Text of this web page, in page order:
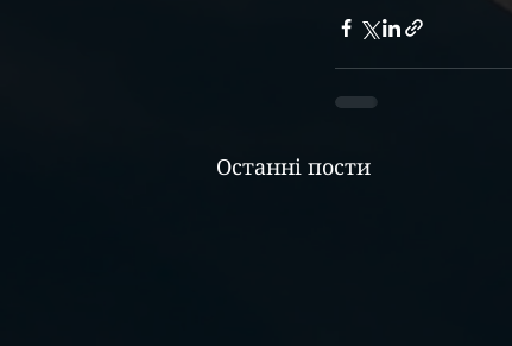
Останні пости